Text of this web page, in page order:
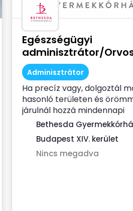
Egészségügyi
adminisztrátor/
Adminisztrátor
Ha precíz vagy, dolgoztál
hasonló területen és
járulnál hozzá mindennapi
munkáddal a...
Bethesda
Budapest XIV. kerület
Nincs megadva